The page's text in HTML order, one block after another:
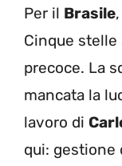
Per il Brasile
Cinque stelle
precoce. La
mancata la
lavoro di
qui: gestione